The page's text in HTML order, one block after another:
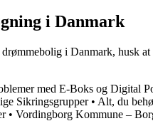
i Danmark
i Danmark, husk
med E-Boks og Digital
Sikringsgrupper• Alt, du
• Vordingborg Kommune –